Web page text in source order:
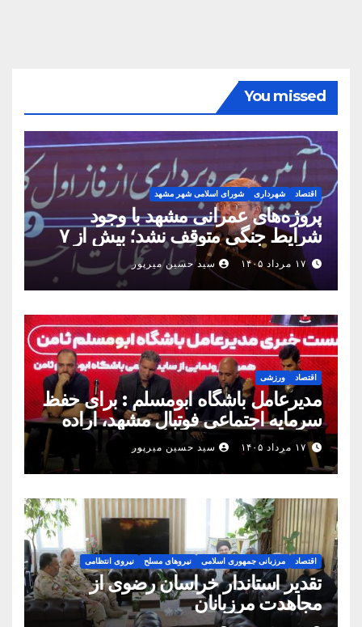
You missed
اقتصاد شهرداری شورای اسلامی شهر مشهد
پروژه‌های عمرانی مشهد با وجود
شرایط جنگی متوقف نشد؛ بیش از ۷
همت پروژه در ۱۶۰ روز به بهره‌برداری
رسید
۱۷ مرداد ۱۴۰۵ سید حسین میرپور
اقتصاد ورزشی
مدیرعامل باشگاه ابومسلم : برای حفظ
سرمایه اجتماعی فوتبال مشهد، اراده
مشترک استان شکل بگیرد
۱۷ مرداد ۱۴۰۵ سید حسین میرپور
اقتصاد مرزبانی جمهوری اسلامی نیروهای مسلح نیروی انتظامی
تقدیر استاندار خراسان رضوی از
مجاهدت مرزبانان